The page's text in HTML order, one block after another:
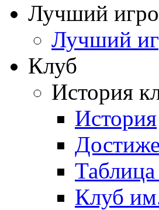
Лучший
Лучший
Клуб
История
История
Клуб